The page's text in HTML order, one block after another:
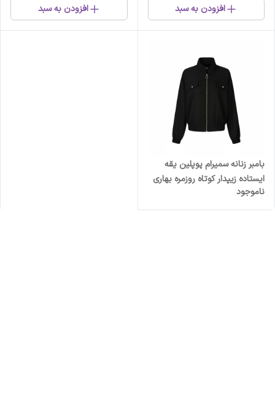
افزودن به سبد افزودن به سبد
بامبر زنانه سمیرام پوپلین یقه
ایستاده زیپدار کوتاه روزمره بهاری
پاییزی
ناموجود